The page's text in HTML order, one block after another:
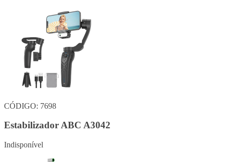
CÓDIGO: 7698
Estabilizador ABC A3042
Indisponível